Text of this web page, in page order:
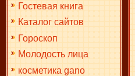
Гостевая книга
Каталог сайтов
Гороскоп
Молодость лица
косметика gano